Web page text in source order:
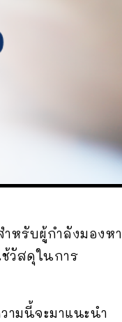
หรับผู้กำลังมองหา
วัสดุในการ
มนี้จะมาแนะนำ